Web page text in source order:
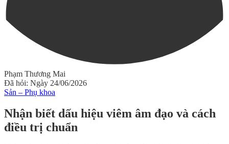
Phạm Thương Mai
Đã hỏi: Ngày 24/06/2026
Sản – Phụ khoa
Nhận biết dấu hiệu viêm âm đạo và cách
điều trị chuẩn